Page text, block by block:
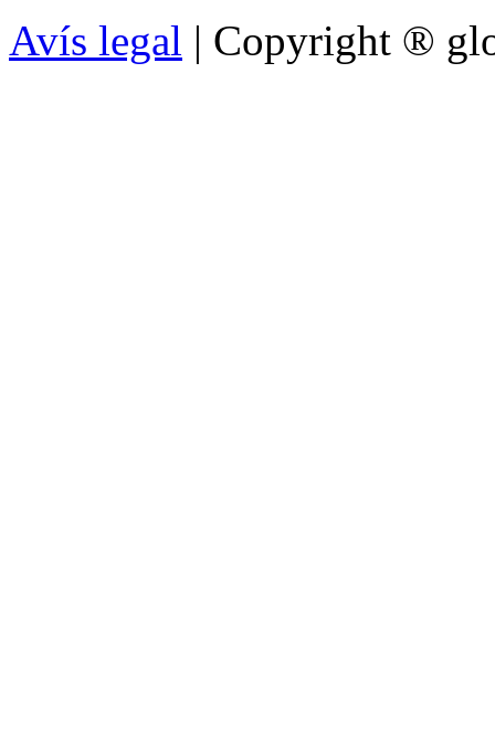
Avís legal | Copyright ®